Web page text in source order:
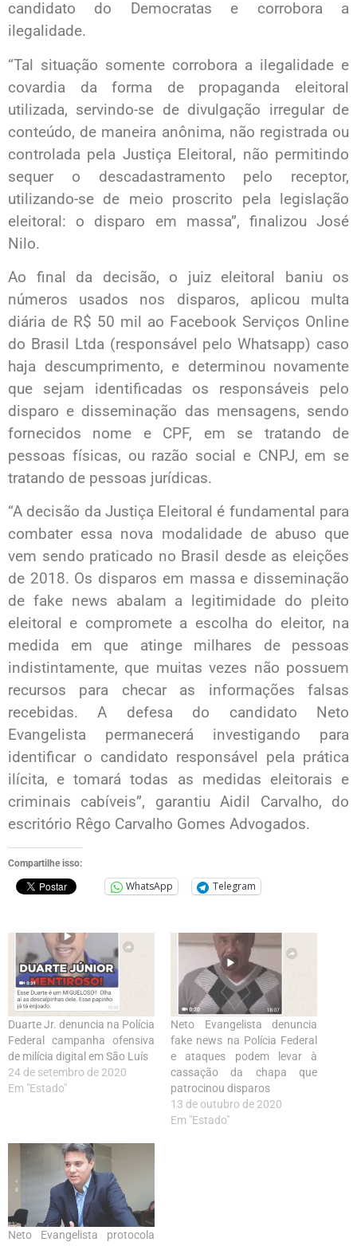
candidato do Democratas e corrobora a
ilegalidade.
“Tal situação somente corrobora a ilegalidade e
covardia da forma de propaganda eleitoral
utilizada, servindo-se de divulgação irregular de
conteúdo, de maneira anônima, não registrada ou
controlada pela Justiça Eleitoral, não permitindo
sequer o descadastramento pelo receptor,
utilizando-se de meio proscrito pela legislação
eleitoral: o disparo em massa”, finalizou José
Nilo.
Ao final da decisão, o juiz eleitoral baniu os
números usados nos disparos, aplicou multa
diária de R$ 50 mil ao Facebook Serviços Online
do Brasil Ltda (responsável pelo Whatsapp) caso
haja descumprimento, e determinou novamente
que sejam identificadas os responsáveis pelo
disparo e disseminação das mensagens, sendo
fornecidos nome e CPF, em se tratando de
pessoas físicas, ou razão social e CNPJ, em se
tratando de pessoas jurídicas.
“A decisão da Justiça Eleitoral é fundamental para
combater essa nova modalidade de abuso que
vem sendo praticado no Brasil desde as eleições
de 2018. Os disparos em massa e disseminação
de fake news abalam a legitimidade do pleito
eleitoral e compromete a escolha do eleitor, na
medida em que atinge milhares de pessoas
indistintamente, que muitas vezes não possuem
recursos para checar as informações falsas
recebidas. A defesa do candidato Neto
Evangelista permanecerá investigando para
identificar o candidato responsável pela prática
ilícita, e tomará todas as medidas eleitorais e
criminais cabíveis”, garantiu Aidil Carvalho, do
escritório Rêgo Carvalho Gomes Advogados.
Compartilhe isso:
WhatsApp Telegram
Duarte Jr. denuncia na Polícia
Federal campanha ofensiva
de milícia digital em São Luís
24 de setembro de 2020
Em "Estado"
Neto Evangelista denuncia
fake news na Polícia Federal
e ataques podem levar à
cassação da chapa que
patrocinou disparos
13 de outubro de 2020
Em "Estado"
Neto Evangelista protocola